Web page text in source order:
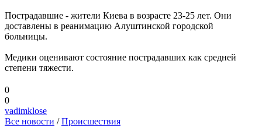
Пострадавшие - жители Киева в возрасте 23-25 лет. Они
доставлены в реанимацию Алуштинской городской
больницы.
Медики оценивают состояние пострадавших как средней
степени тяжести.
0
0
vadimklose
Все новости /Происшествия